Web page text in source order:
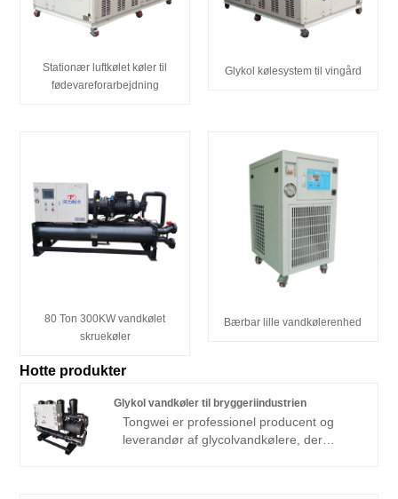
Stationær luftkølet køler til
fødevareforarbejdning
Glykol kølesystem til vingård
80 Ton 300KW vandkølet
skruekøler
Bærbar lille vandkølerenhed
Hotte produkter
Glykol vandkøler til bryggeriindustrien
Tongwei er professionel producent og
leverandør af glycolvandkølere, der